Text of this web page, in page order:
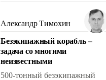
чем она отличается от просто
образованных людей. Иногда
казалось, что эти вопросы
решены раз и навсегда, но –
нет, не решены.
Александр Тимохин
Безэкипажный корабль –
задача со многими
неизвестными
500-тонный безэкипажный